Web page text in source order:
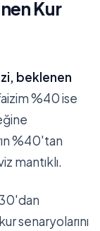
Kur
beklenen
%40 ise
%40'tan
mantıklı.
senaryolarını